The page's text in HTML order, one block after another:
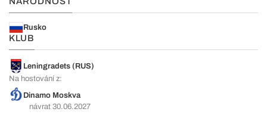
Rusko
KLUB
Leningradets (RUS)
Na hostování z:
Dinamo Moskva
návrat 30.06.2027